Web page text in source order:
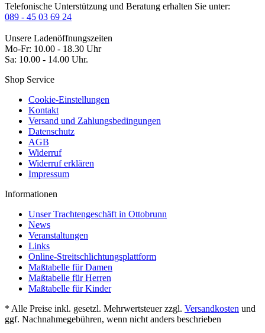
Telefonische Unterstützung und Beratung erhalten Sie unter:
089 - 45 03 69 24
Unsere Ladenöffnungszeiten
Mo-Fr: 10.00 - 18.30 Uhr
Sa: 10.00 - 14.00 Uhr.
Shop Service
Cookie-Einstellungen
Kontakt
Versand und Zahlungsbedingungen
Datenschutz
AGB
Widerruf
Widerruf erklären
Impressum
Informationen
Unser Trachtengeschäft in Ottobrunn
News
Veranstaltungen
Links
Online-Streitschlichtungsplattform
Maßtabelle für Damen
Maßtabelle für Herren
Maßtabelle für Kinder
* Alle Preise inkl. gesetzl. Mehrwertsteuer zzgl. Versandkosten und
ggf. Nachnahmegebühren, wenn nicht anders beschrieben